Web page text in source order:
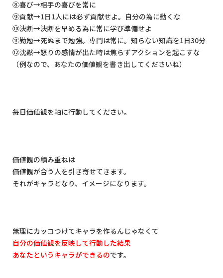
⑧喜び→相手の喜びを常に
⑨貢献→1日1人には必ず貢献せよ。自分の為に動くな
⑩決断→決断を早める為に常に学び準備せよ
⑪勤勉→死ぬまで勉強。専門は常に。知らない知識を1日30分
⑫沈黙→怒りの感情が出た時は焦らずアクションを起こすな
（例なので、あなたの価値観を書き出してくださいね）
毎日価値観を軸に行動してください。
価値観の積み重ねは
価値観が合う人を引き寄せてきます。
それがキャラとなり、イメージになります。
無理にカッコつけてキャラを作るんじゃなくて
自分の価値観を反映して行動した結果
あなたというキャラができるのです。